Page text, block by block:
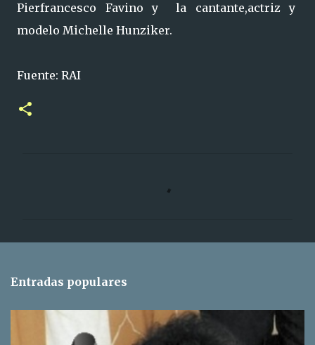
Pierfrancesco Favino y la cantante,actriz y
modelo Michelle Hunziker.
Fuente: RAI
r
Entradas populares